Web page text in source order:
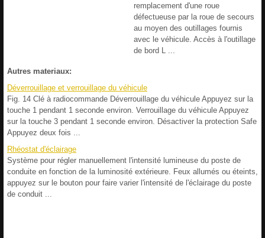
remplacement d'une roue
défectueuse par la roue de secours
au moyen des outillages fournis
avec le véhicule. Accès à l'outillage
de bord L ...
Autres materiaux:
Déverrouillage et verrouillage du véhicule
Fig. 14 Clé à radiocommande Déverrouillage du véhicule Appuyez sur la
touche 1 pendant 1 seconde environ. Verrouillage du véhicule Appuyez
sur la touche 3 pendant 1 seconde environ. Désactiver la protection Safe
Appuyez deux fois ...
Rhéostat d'éclairage
Système pour régler manuellement l'intensité lumineuse du poste de
conduite en fonction de la luminosité extérieure. Feux allumés ou éteints,
appuyez sur le bouton pour faire varier l'intensité de l'éclairage du poste
de conduit ...